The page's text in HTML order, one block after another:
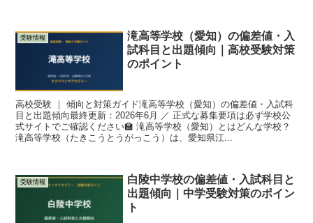
受験情報
滝高等学校（愛知）の偏差値・入
試科目と出題傾向｜高校受験対策
のポイント
高校受験 ｜ 傾向と対策ガイド滝高等学校（愛知）の偏差値・入試科
目と出題傾向最終更新：2026年6月 ／ 正式な募集要項は必ず学校公
式サイトでご確認ください🏫 滝高等学校（愛知）とはどんな学校？
滝高等学校（たきこうとうがっこう）は、愛知県江...
受験情報
白陵中学校の偏差値・入試科目と
出題傾向｜中学受験対策のポイン
ト